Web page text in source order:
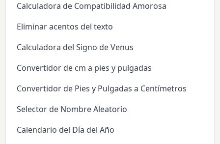
Calculadora de Compatibilidad Amorosa
Eliminar acentos del texto
Calculadora del Signo de Venus
Convertidor de cm a pies y pulgadas
Convertidor de Pies y Pulgadas a Centímetros
Selector de Nombre Aleatorio
Calendario del Día del Año